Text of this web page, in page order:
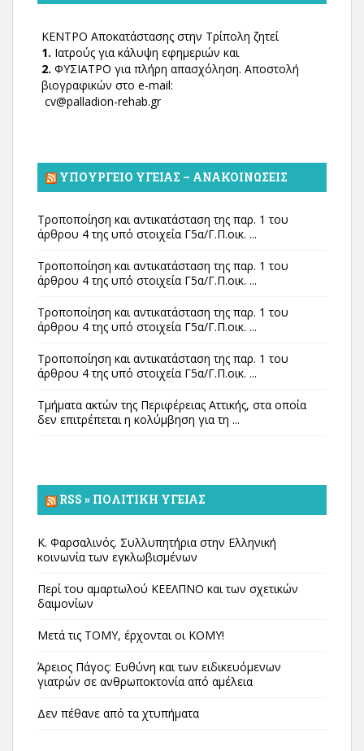
ΚΕΝΤΡΟ Αποκατάστασης στην Τρίπολη ζητεί
1. Ιατρούς για κάλυψη εφημεριών και
2. ΦΥΣΙΑΤΡΟ για πλήρη απασχόληση. Αποστολή
βιογραφικών στο e-mail:
cv@palladion-rehab.gr
ΥΠΟΥΡΓΕΊΟ ΥΓΕΊΑΣ – ΑΝΑΚΟΙΝΏΣΕΙΣ
Τροποποίηση και αντικατάσταση της παρ. 1 του
άρθρου 4 της υπό στοιχεία Γ5α/Γ.Π.οικ. ...
Τροποποίηση και αντικατάσταση της παρ. 1 του
άρθρου 4 της υπό στοιχεία Γ5α/Γ.Π.οικ. ...
Τροποποίηση και αντικατάσταση της παρ. 1 του
άρθρου 4 της υπό στοιχεία Γ5α/Γ.Π.οικ. ...
Τροποποίηση και αντικατάσταση της παρ. 1 του
άρθρου 4 της υπό στοιχεία Γ5α/Γ.Π.οικ. ...
Τμήματα ακτών της Περιφέρειας Αττικής, στα οποία
δεν επιτρέπεται η κολύμβηση για τη ...
RSS » ΠΟΛΙΤΙΚΉ ΥΓΕΊΑΣ
Κ. Φαρσαλινός. Συλλυπητήρια στην Ελληνική
κοινωνία των εγκλωβισμένων
Περί του αμαρτωλού ΚΕΕΛΠΝΟ και των σχετικών
δαιμονίων
Μετά τις ΤΟΜΥ, έρχονται οι ΚΟΜΥ!
Άρειος Πάγος: Ευθύνη και των ειδικευόμενων
γιατρών σε ανθρωποκτονία από αμέλεια
Δεν πέθανε από τα χτυπήματα